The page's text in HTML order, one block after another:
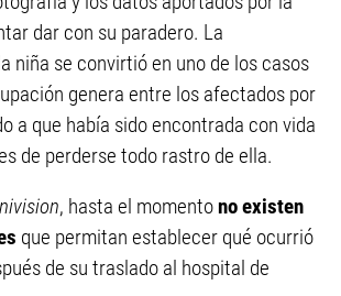
dar con su paradero. La
niña se convirtió en uno de los casos
genera entre los afectados por
a que había sido encontrada con vida
de perderse todo rastro de ella.
, hasta el momentono existen
que permitan establecer qué ocurrió
de su traslado al hospital de